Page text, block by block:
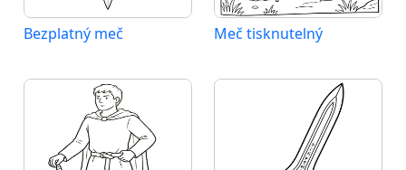
Bezplatný meč Meč tisknutelný